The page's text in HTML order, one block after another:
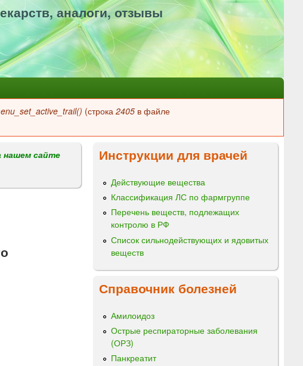
аналоги, отзывы
(строка 2405 в файле
нашем сайте
Инструкции для врачей
Действующие вещества
Классификация ЛС по фармгруппе
Перечень веществ, подлежащих
контролю в РФ
Список сильнодействующих и ядовитых
веществ
Справочник болезней
Амилоидоз
Острые респираторные заболевания
(ОРЗ)
Панкреатит